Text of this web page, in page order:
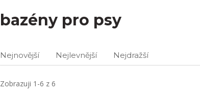
bazény pro psy
Nejnovější Nejlevnější Nejdražší
Zobrazuji 1-6 z 6